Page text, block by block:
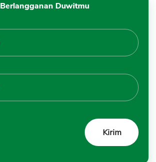
Berlangganan Duwitmu